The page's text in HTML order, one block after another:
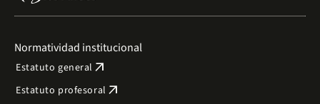
Normatividad institucional
Estatuto general arrow_outward
Estatuto profesoral arrow_outward